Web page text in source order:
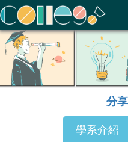
ColleGo! 大學選才與高中育才
分
學系介紹